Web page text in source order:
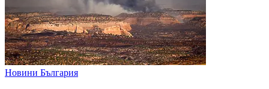
Новини България